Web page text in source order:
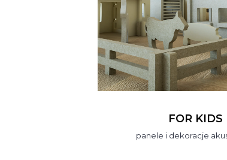
FOR KIDS
panele i dekoracje